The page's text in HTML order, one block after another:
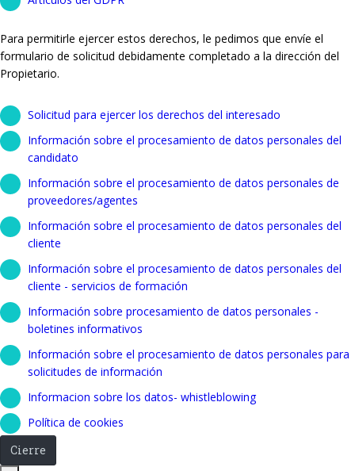
Para permitirle ejercer estos derechos, le pedimos que envíe el
formulario de solicitud debidamente completado a la dirección del
Propietario.
Solicitud para ejercer los derechos del interesado
Información sobre el procesamiento de datos personales del
candidato
Información sobre el procesamiento de datos personales de
proveedores/agentes
Información sobre el procesamiento de datos personales del
cliente
Información sobre el procesamiento de datos personales del
cliente - servicios de formación
Información sobre procesamiento de datos personales -
boletines informativos
Información sobre el procesamiento de datos personales para
solicitudes de información
Informacion sobre los datos- whistleblowing
Política de cookies
Cierre